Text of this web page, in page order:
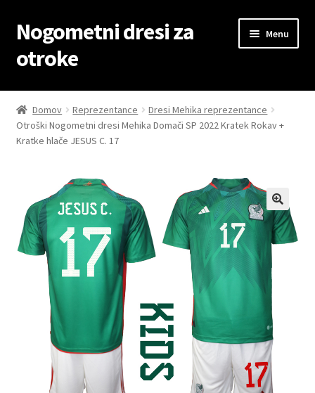
Skip
to
navigation
Skip
to
content
Nogometni dresi za
otroke
Menu
Domov
Blog
Košarica
Moj račun
Trgovina
Zaključek nakupa
Domov Reprezentance
Dresi Mehika reprezentance
Otroški Nogometni dresi Mehika Domači SP 2022 Kratek Rokav +
Kratke hlače JESUS C. 17